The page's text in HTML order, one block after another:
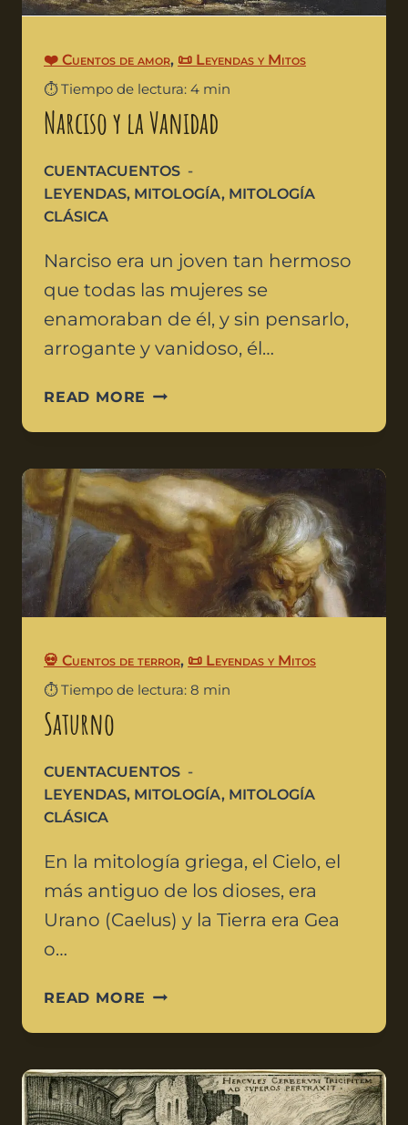
❤️ Cuentos de amor, 📜 Leyendas y Mitos
⏱️ Tiempo de lectura: 4 min
Narciso y la Vanidad
CUENTACUENTOS
LEYENDAS, MITOLOGÍA, MITOLOGÍA
CLÁSICA
Narciso era un joven tan hermoso
que todas las mujeres se
enamoraban de él, y sin pensarlo,
arrogante y vanidoso, él…
READ MORE
💀 Cuentos de terror, 📜 Leyendas y Mitos
⏱️ Tiempo de lectura: 8 min
Saturno
CUENTACUENTOS
LEYENDAS, MITOLOGÍA, MITOLOGÍA
CLÁSICA
En la mitología griega, el Cielo, el
más antiguo de los dioses, era
Urano (Caelus) y la Tierra era Gea
o…
READ MORE